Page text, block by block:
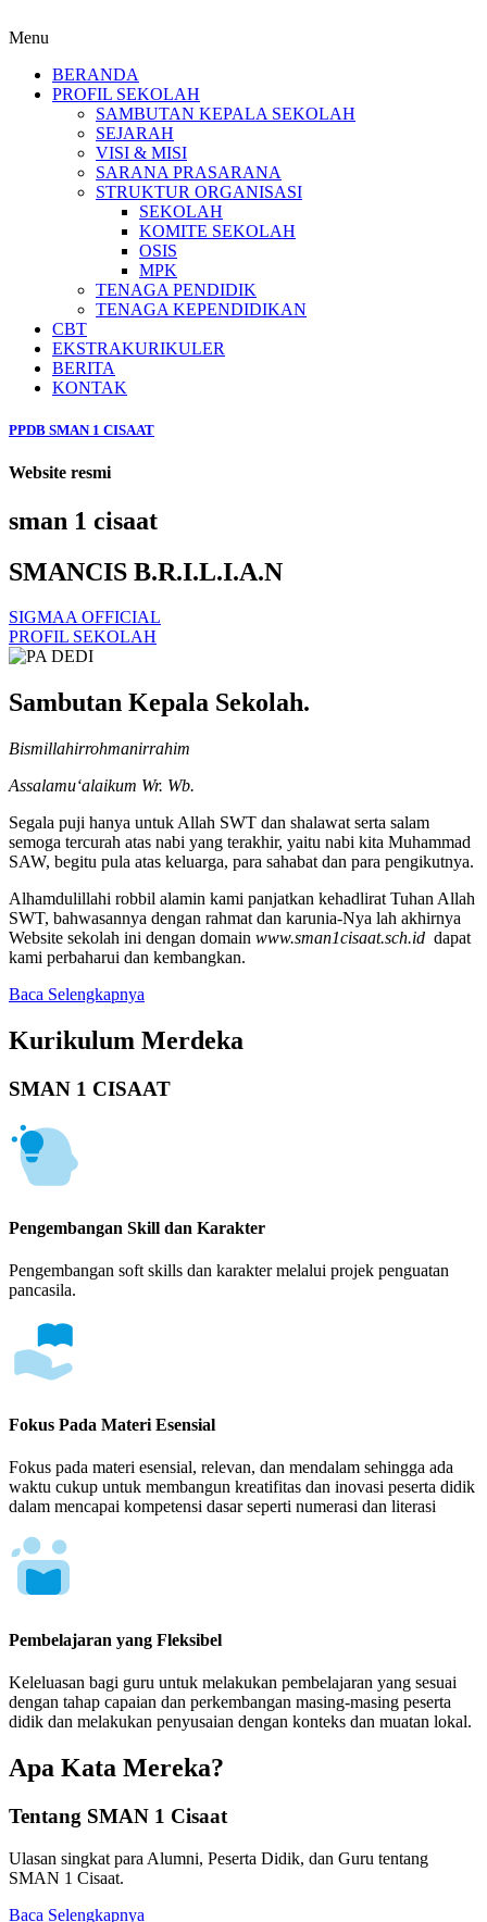
Menu
BERANDA
PROFIL SEKOLAH
SAMBUTAN KEPALA SEKOLAH
SEJARAH
VISI & MISI
SARANA PRASARANA
STRUKTUR ORGANISASI
SEKOLAH
KOMITE SEKOLAH
OSIS
MPK
TENAGA PENDIDIK
TENAGA KEPENDIDIKAN
CBT
EKSTRAKURIKULER
BERITA
KONTAK
PPDB SMAN 1 CISAAT
Website resmi
sman 1 cisaat
SMANCIS B.R.I.L.I.A.N
SIGMAA OFFICIAL
PROFIL SEKOLAH
Sambutan Kepala Sekolah.
Bismillahirrohmanirrahim
Assalamu‘alaikum Wr. Wb.
Segala puji hanya untuk Allah SWT dan shalawat serta salam
semoga tercurah atas nabi yang terakhir, yaitu nabi kita Muhammad
SAW, begitu pula atas keluarga, para sahabat dan para pengikutnya.
Alhamdulillahi robbil alamin kami panjatkan kehadlirat Tuhan Allah
SWT, bahwasannya dengan rahmat dan karunia-Nya lah akhirnya
Website sekolah ini dengan domain www.sman1cisaat.sch.id dapat
kami perbaharui dan kembangkan.
Baca Selengkapnya
Kurikulum Merdeka
SMAN 1 CISAAT
Pengembangan Skill dan Karakter
Pengembangan soft skills dan karakter melalui projek penguatan
pancasila.
Fokus Pada Materi Esensial
Fokus pada materi esensial, relevan, dan mendalam sehingga ada
waktu cukup untuk membangun kreatifitas dan inovasi peserta didik
dalam mencapai kompetensi dasar seperti numerasi dan literasi
Pembelajaran yang Fleksibel
Keleluasan bagi guru untuk melakukan pembelajaran yang sesuai
dengan tahap capaian dan perkembangan masing-masing peserta
didik dan melakukan penyusaian dengan konteks dan muatan lokal.
Apa Kata Mereka?
Tentang SMAN 1 Cisaat
Ulasan singkat para Alumni, Peserta Didik, dan Guru tentang
SMAN 1 Cisaat.
Baca Selengkapnya